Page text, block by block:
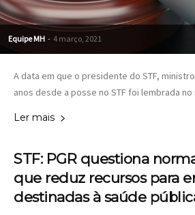
Equipe MH - 4 março, 2021
A data em que o presidente do STF,
anos desde a posse no STF foi lembrada no
Ler mais
STF: PGR questiona
que reduz recursos para
destinadas à saúde